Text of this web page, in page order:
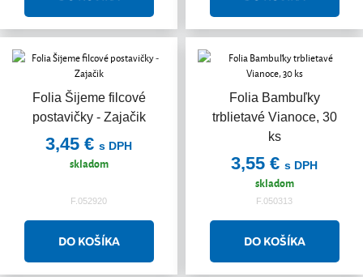
Folia Šijeme filcové
postavičky - Zajačik
3,45 € s DPH
skladom
F.052920
Folia Bambuľky
trblietavé Vianoce, 30
ks
3,55 € s DPH
skladom
F.050313